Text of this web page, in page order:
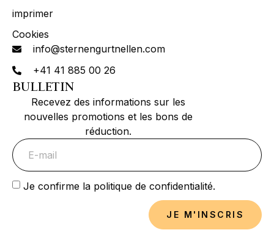
imprimer
Cookies
info@sternengurtnellen.com
+41 41 885 00 26
BULLETIN
Recevez des informations sur les
nouvelles promotions et les bons de
réduction.
Je confirme la politique de confidentialité.
JE M'INSCRIS